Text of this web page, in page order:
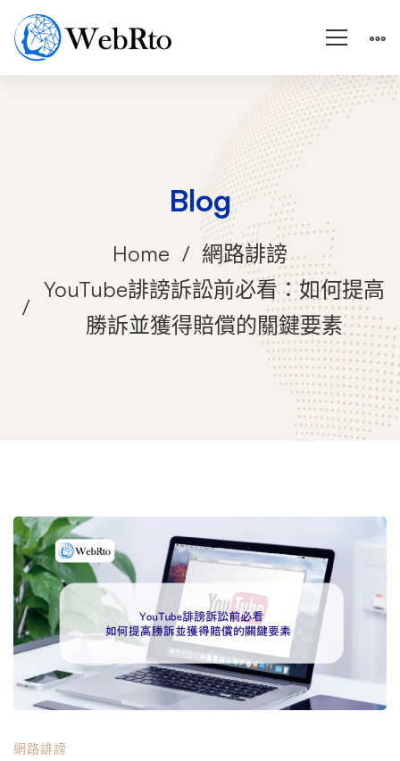
Blog
Home
網路誹謗
YouTube誹謗訴訟前必看：如何提高
勝訴並獲得賠償的關鍵要素
YouTube
誹
謗
訴
網路誹謗